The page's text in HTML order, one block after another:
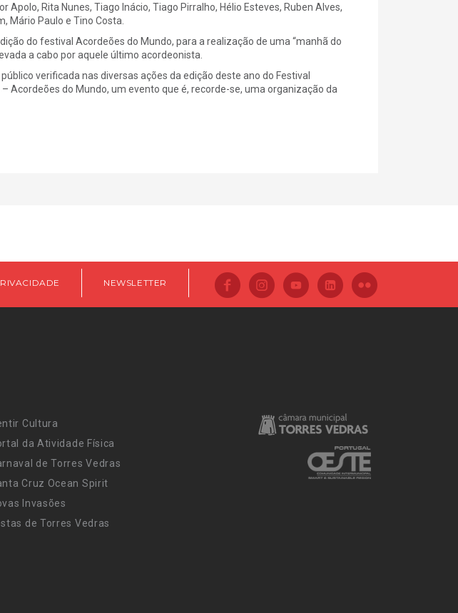
Apolo, Rita Nunes, Tiago Inácio, Tiago Pirralho, Hélio Esteves, Ruben Alves,
Mário Paulo e Tino Costa.
do festival Acordeões do Mundo, para a realização de uma “manhã do
a cabo por aquele último acordeonista.
verificada nas diversas ações da edição deste ano do Festival
Acordeões do Mundo, um evento que é, recorde-se, uma organização da
NEWSLETTER
Cultura
da Atividade Física
de Torres Vedras
Cruz Ocean Spirit
Invasões
de Torres Vedras